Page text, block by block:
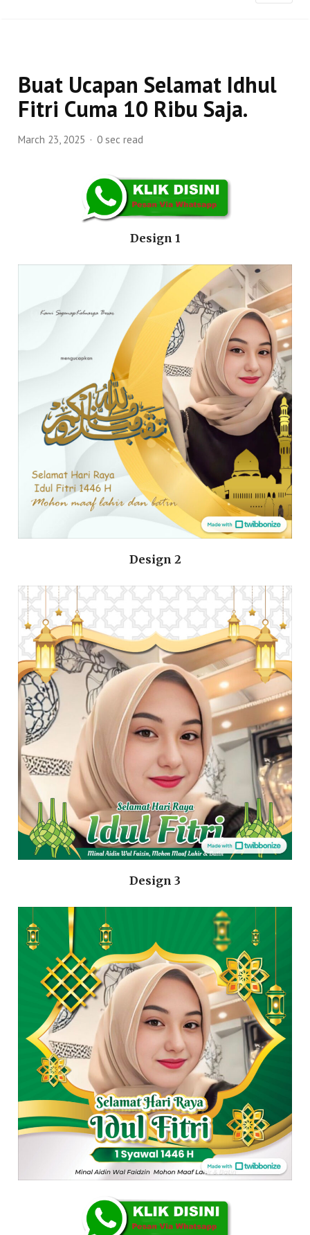
Buat Ucapan Selamat Idhul
Fitri Cuma 10 Ribu Saja.
March 23, 2025 0 sec read
Design 1
Design 2
Design 3